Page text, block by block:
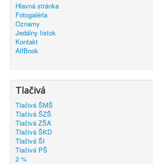
Hlavná stránka
Fotogaléria
Oznamy
Jedálny lístok
Kontakt
AlfBook
Tlačivá
Tlačivá ŠMŠ
Tlačivá ŠZŠ
Tlačivá ZŠA
Tlačivá ŠKD
Tlačivá ŠI
Tlačivá PŠ
2 %